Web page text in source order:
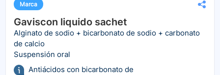
Marca
Gaviscon liquido sachet
Alginato de sodio + bicarbonato de sodio + carbonato
de calcio
Suspensión oral
Antiácidos con bicarbonato de